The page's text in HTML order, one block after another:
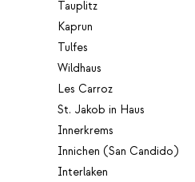
Tauplitz
Kaprun
Tulfes
Wildhaus
Les Carroz
St. Jakob in Haus
Innerkrems
Innichen (San Candido)
Interlaken